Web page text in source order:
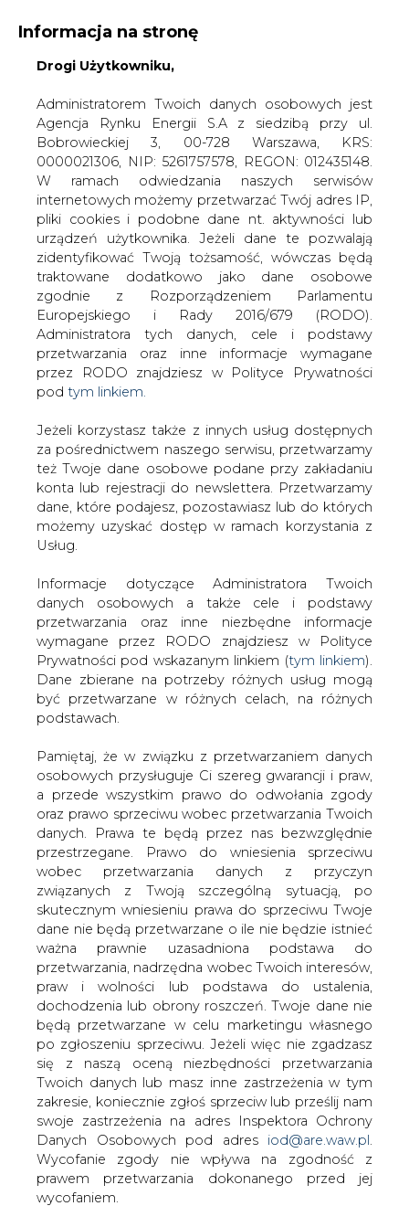
KONTAKT:
WYDAWCA PORTALU:
WYSOKI KONTRAST WIELKOŚĆ TEKSTU A A
ZALOGUJ SIĘ
WŁĄCZ CIRE.TV
Informacja na stronę
Drogi Użytkowniku,
Administratorem Twoich danych osobowych jest
Agencja Rynku Energii S.A z siedzibą przy ul.
Bobrowieckiej 3, 00-728 Warszawa, KRS:
0000021306, NIP: 5261757578, REGON: 012435148.
W ramach odwiedzania naszych serwisów
internetowych możemy przetwarzać Twój adres IP,
pliki cookies i podobne dane nt. aktywności lub
urządzeń użytkownika. Jeżeli dane te pozwalają
zidentyfikować Twoją tożsamość, wówczas będą
traktowane dodatkowo jako dane osobowe
zgodnie z Rozporządzeniem Parlamentu
Europejskiego i Rady 2016/679 (RODO).
Administratora tych danych, cele i podstawy
przetwarzania oraz inne informacje wymagane
przez RODO znajdziesz w Polityce Prywatności
pod tym linkiem.
Jeżeli korzystasz także z innych usług dostępnych
za pośrednictwem naszego serwisu, przetwarzamy
też Twoje dane osobowe podane przy zakładaniu
konta lub rejestracji do newslettera. Przetwarzamy
dane, które podajesz, pozostawiasz lub do których
możemy uzyskać dostęp w ramach korzystania z
Usług.
Informacje dotyczące Administratora Twoich
danych osobowych a także cele i podstawy
przetwarzania oraz inne niezbędne informacje
wymagane przez RODO znajdziesz w Polityce
Prywatności pod wskazanym linkiem (tym linkiem).
Dane zbierane na potrzeby różnych usług mogą
być przetwarzane w różnych celach, na różnych
podstawach.
Pamiętaj, że w związku z przetwarzaniem danych
osobowych przysługuje Ci szereg gwarancji i praw,
a przede wszystkim prawo do odwołania zgody
oraz prawo sprzeciwu wobec przetwarzania Twoich
danych. Prawa te będą przez nas bezwzględnie
przestrzegane. Prawo do wniesienia sprzeciwu
wobec przetwarzania danych z przyczyn
związanych z Twoją szczególną sytuacją, po
skutecznym wniesieniu prawa do sprzeciwu Twoje
dane nie będą przetwarzane o ile nie będzie istnieć
ważna prawnie uzasadniona podstawa do
przetwarzania, nadrzędna wobec Twoich interesów,
praw i wolności lub podstawa do ustalenia,
dochodzenia lub obrony roszczeń. Twoje dane nie
będą przetwarzane w celu marketingu własnego
po zgłoszeniu sprzeciwu. Jeżeli więc nie zgadzasz
się z naszą oceną niezbędności przetwarzania
Twoich danych lub masz inne zastrzeżenia w tym
zakresie, koniecznie zgłoś sprzeciw lub prześlij nam
swoje zastrzeżenia na adres Inspektora Ochrony
Danych Osobowych pod adres iod@are.waw.pl
Wycofanie zgody nie wpływa na zgodność z
prawem przetwarzania dokonanego przed jej
wycofaniem.
Strona główna RYNEK PALIW
Osiem krajów
wyłączonych z sankcji na Iran
2018-11-06 00:00
skomentuj
udostępnij:
Osiem krajów wyłączonych z
sankcji na Iran
Początek tygodnia na rynku ropy
naftowej nie przynosi istotnych zmian
na wykresie cen tego surowca.
Notowania europejskiej ropy Brent
wciąż nie przekraczają poziomu 73 USD
za baryłkę, natomiast cena
amerykańskiej ropy gatunku WTI
znajduje się poniżej poziomu 63 USD za
baryłkę.
Presja na spadek cen ropy naftowej jest wyraźna, nawet
pomimo wejścia w życie amerykańskich sankcji na Iran. W
minioną niedzielę, 4 listopada, upłynął termin na
dopasowanie się sojuszników Stanów Zjednoczonych do
sankcji, czyli w praktyce: na ich wycofanie się z kupowania
irańskiej ropy naftowej. Jednak już od wielu tygodni
spekulowano, że spadek irańskiej produkcji i eksportu
ropy do zera jest w zasadzie niemożliwy, bowiem dla
niektórych państw Iran jest na tyle ważnym dostawcą